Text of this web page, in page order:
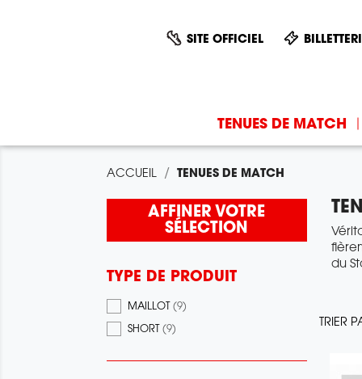
SITE OFFICIEL
TENUES DE MATCH
ACCUEIL TENUES DE MATCH
AFFINER VOTRE
SÉLECTION
TYPE DE PRODUIT
MAILLOT (9)
SHORT (9)
du
TRIER